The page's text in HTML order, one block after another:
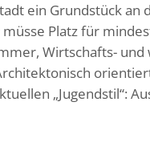
ein Grundstück
Platz für
Wirtschafts-
„Jugendstil“: